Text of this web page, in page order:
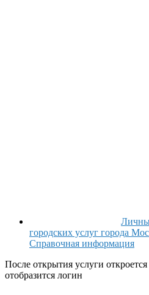
городских услуг города
Справочная информация
После открытия услуги
отобразится логин